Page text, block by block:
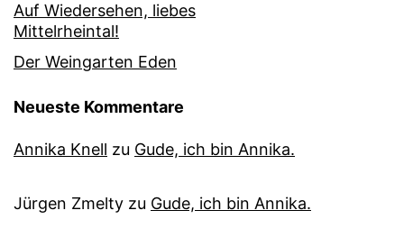
Auf Wiedersehen, liebes
Mittelrheintal!
Der Weingarten Eden
Neueste Kommentare
Annika Knell zu Gude, ich bin Annika.
Jürgen Zmelty zu Gude, ich bin Annika.